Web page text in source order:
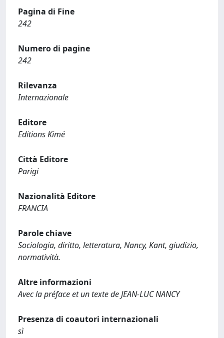
Pagina di Fine
242
Numero di pagine
242
Rilevanza
Internazionale
Editore
Editions Kimé
Città Editore
Parigi
Nazionalità Editore
FRANCIA
Parole chiave
Sociologia, diritto, letteratura, Nancy, Kant, giudizio,
normatività.
Altre informazioni
Avec la préface et un texte de JEAN-LUC NANCY
Presenza di coautori internazionali
sì